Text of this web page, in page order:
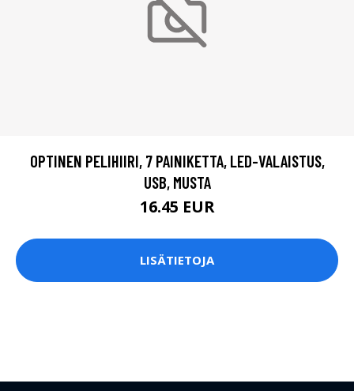
OPTINEN PELIHIIRI, 7 PAINIKETTA, LED-VALAISTUS,
USB, MUSTA
16.45 EUR
LISÄTIETOJA